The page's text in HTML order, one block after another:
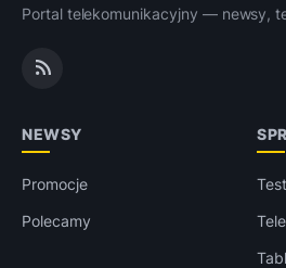
Portal telekomunikacyjny — newsy,
NEWSY
Promocje
Polecamy